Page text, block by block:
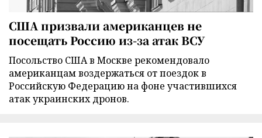
США призвали американцев не
посещать Россию из-за атак ВСУ
Посольство США в Москве рекомендовало
американцам воздержаться от поездок в
Российскую Федерацию на фоне участившихся
атак украинских дронов.